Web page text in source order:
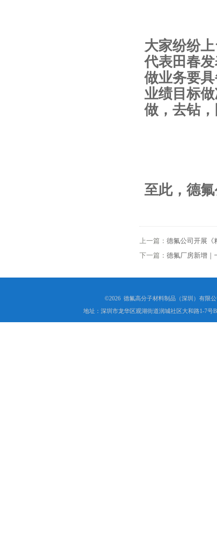
大家纷纷
代表田春
做业务要
业绩目标
做，去钻
至此，德
上一篇： 德氟公司开展《
下一篇： 德氟厂房新增｜
©2026 德氟高分子材料制品（深圳）有限
地址：深圳市龙华区观湖街道润城社区大和路1-7号